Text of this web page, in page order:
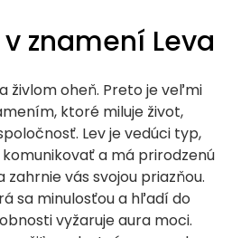
znamení Leva
živlom oheň. Preto je veľmi
ktoré miluje život,
Lev je vedúci typ,
a má prirodzenú
vás svojou priazňou.
sa minulosťou a hľadí do
vyžaruje aura moci.